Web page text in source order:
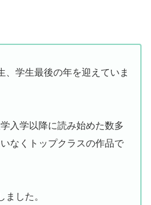
、学生最後の年を迎えていま
入学以降に読み始めた数多
なくトップクラスの作品で
ました。